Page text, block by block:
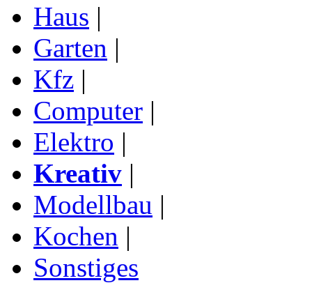
Haus |
Garten |
Kfz |
Computer |
Elektro |
Kreativ |
Modellbau |
Kochen |
Sonstiges